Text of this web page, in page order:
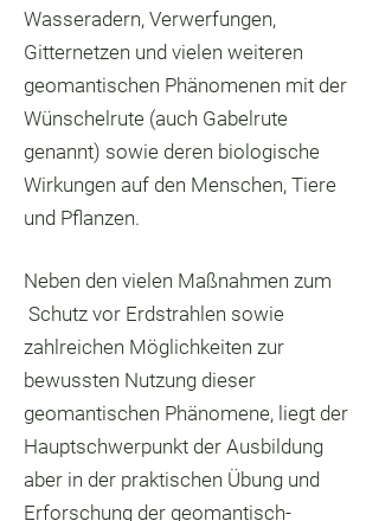
Wasseradern, Verwerfungen,
Gitternetzen und vielen weiteren
geomantischen Phänomenen mit der
Wünschelrute (auch Gabelrute
genannt) sowie deren biologische
Wirkungen auf den Menschen, Tiere
und Pflanzen.
Neben den vielen Maßnahmen zum
Schutz vor Erdstrahlen sowie
zahlreichen Möglichkeiten zur
bewussten Nutzung dieser
geomantischen Phänomene, liegt der
Hauptschwerpunkt der Ausbildung
aber in der praktischen Übung und
Erforschung der geomantisch-